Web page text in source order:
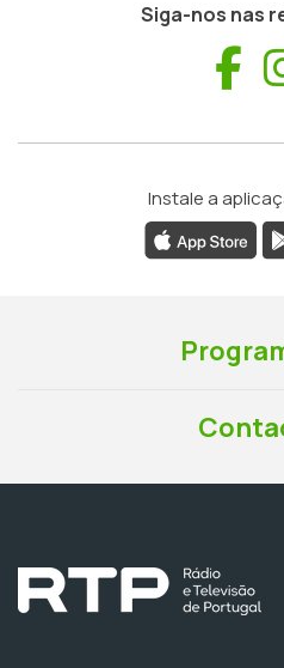
Siga-nos nas
Instale a